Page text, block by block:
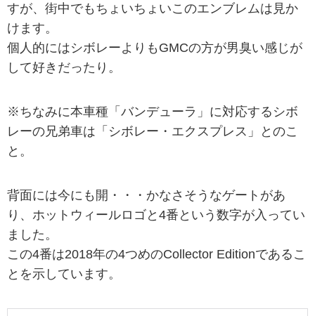
すが、街中でもちょいちょいこのエンブレムは見か
けます。
個人的にはシボレーよりもGMCの方が男臭い感じが
して好きだったり。
※ちなみに本車種「バンデューラ」に対応するシボ
レーの兄弟車は「シボレー・エクスプレス」とのこ
と。
背面には今にも開・・・かなさそうなゲートがあ
り、ホットウィールロゴと4番という数字が入ってい
ました。
この4番は2018年の4つめのCollector Editionであるこ
とを示しています。